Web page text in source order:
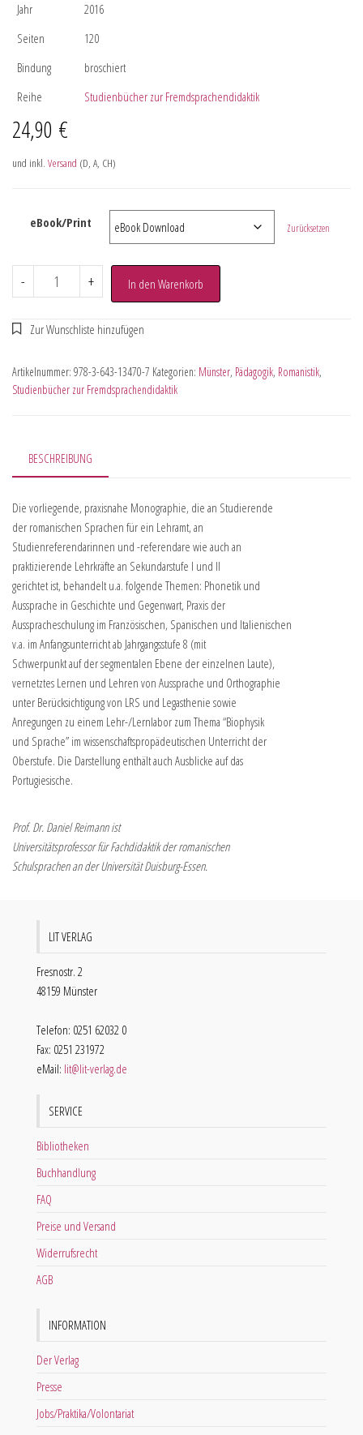
Jahr
2016
Seiten
120
Bindung
broschiert
Reihe
Studienbücher zur Fremdsprachendidaktik
24,90 €
und inkl. Versand (D, A, CH)
eBook/Print Zurücksetzen
- + In den Warenkorb
Artikelnummer: 978-3-643-13470-7 Kategorien: Münster, Pädagogik, Romanistik,
Studienbücher zur Fremdsprachendidaktik
BESCHREIBUNG
Die vorliegende, praxisnahe Monographie, die an Studierende
der romanischen Sprachen für ein Lehramt, an
Studienreferendarinnen und -referendare wie auch an
praktizierende Lehrkräfte an Sekundarstufe I und II
gerichtet ist, behandelt u.a. folgende Themen: Phonetik und
Aussprache in Geschichte und Gegenwart, Praxis der
Ausspracheschulung im Französischen, Spanischen und Italienischen
v.a. im Anfangsunterricht ab Jahrgangsstufe 8 (mit
Schwerpunkt auf der segmentalen Ebene der einzelnen Laute),
vernetztes Lernen und Lehren von Aussprache und Orthographie
unter Berücksichtigung von LRS und Legasthenie sowie
Anregungen zu einem Lehr-/Lernlabor zum Thema “Biophysik
und Sprache” im wissenschaftspropädeutischen Unterricht der
Oberstufe. Die Darstellung enthält auch Ausblicke auf das
Portugiesische.
Prof. Dr. Daniel Reimann ist
Universitätsprofessor für Fachdidaktik der romanischen
Schulsprachen an der Universität Duisburg-Essen.
LIT VERLAG
Fresnostr. 2
48159 Münster
Telefon: 0251 62032 0
Fax: 0251 231972
eMail: lit@lit-verlag.de
SERVICE
Bibliotheken
Buchhandlung
FAQ
Preise und Versand
Widerrufsrecht
AGB
INFORMATION
Der Verlag
Presse
Jobs/Praktika/Volontariat